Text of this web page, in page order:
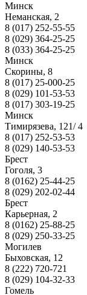
Минск
Неманская, 2
8 (017) 252-55-55
8 (029) 364-25-25
8 (033) 364-25-25
Минск
Скорины, 8
8 (017) 25-000-25
8 (029) 101-53-53
8 (017) 303-19-25
Минск
Тимирязева, 121/ 4
8 (017) 252-53-53
8 (029) 140-53-53
Брест
Гоголя, 3
8 (0162) 25-44-25
8 (029) 202-02-44
Брест
Карьерная, 2
8 (0162) 25-88-25
8 (029) 250-33-25
Могилев
Быховская, 12
8 (222) 720-721
8 (029) 104-32-33
Гомель